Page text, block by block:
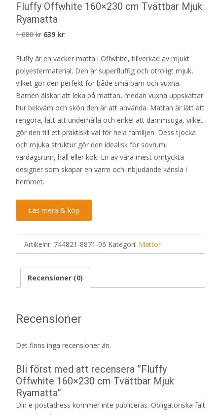
Fluffy Offwhite 160×230 cm Tvättbar Mjuk
Ryamatta
1 080kr Det
priset
var:
1
080 kr.
639 krDet
priset
är:
639 kr.
Fluffy är en vacker matta i Offwhite, tillverkad av mjukt
polyestermaterial. Den är superfluffig och otroligt mjuk,
vilket gör den perfekt för både små barn och vuxna.
Barnen älskar att leka på mattan, medan vuxna uppskattar
hur bekväm och skön den är att använda. Mattan är lätt att
rengöra, lätt att underhålla och enkel att dammsuga, vilket
gör den till ett praktiskt val för hela familjen. Dess tjocka
och mjuka struktur gör den idealisk för sovrum,
vardagsrum, hall eller kök. En av våra mest omtyckta
designer som skapar en varm och inbjudande känsla i
hemmet.
Läs mera & köp
Artikelnr: 744821-8871-06 Kategori: Mattor
Recensioner (0)
Recensioner
Det finns inga recensioner än.
Bli först med att recensera ”Fluffy
Offwhite 160×230 cm Tvättbar Mjuk
Ryamatta”
Din e-postadress kommer inte publiceras. Obligatoriska fält